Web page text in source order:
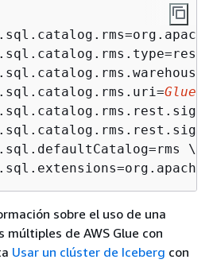
Glue
\
sobre el uso de una
de AWS Glue con
Usar un clúster de Iceberg con